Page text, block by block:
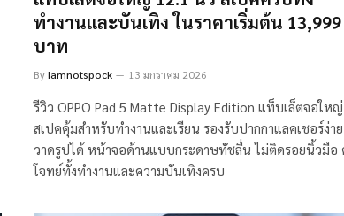
ทำงานและบันเทิง ในราคาเริ่มต้น 13,999
บาท
ByIamnotspock 13 มกราคม 2026
รีวิว OPPO Pad 5 Matte Display Edition แท็บเล็ตจอใหญ่
สเปคคุ้มสำหรับทำงานและเรียน รองรับปากกาแลคเชอร์ง่าย
วาดรูปได้ หน้าจอด้านแบบกระดาษทัชลื่น ไม่ติดรอยนิ้วมือ
โจทย์ทั้งทำงานและความบันเทิงครบ